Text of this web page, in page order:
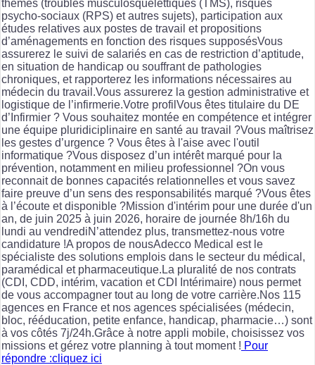
thèmes (troubles musculosquelettiques (TMS), risques
psycho-sociaux (RPS) et autres sujets), participation aux
études relatives aux postes de travail et propositions
d’aménagements en fonction des risques supposésVous
assurerez le suivi de salariés en cas de restriction d’aptitude,
en situation de handicap ou souffrant de pathologies
chroniques, et rapporterez les informations nécessaires au
médecin du travail.Vous assurerez la gestion administrative et
logistique de l’infirmerie.Votre profilVous êtes titulaire du DE
d’Infirmier ? Vous souhaitez montée en compétence et intégrer
une équipe pluridiciplinaire en santé au travail ?Vous maîtrisez
les gestes d’urgence ? Vous êtes à l'aise avec l'outil
informatique ?Vous disposez d’un intérêt marqué pour la
prévention, notamment en milieu professionnel ?On vous
reconnait de bonnes capacités relationnelles et vous savez
faire preuve d’un sens des responsabilités marqué ?Vous êtes
à l’écoute et disponible ?Mission d'intérim pour une durée d'un
an, de juin 2025 à juin 2026, horaire de journée 8h/16h du
lundi au vendrediN’attendez plus, transmettez-nous votre
candidature !A propos de nousAdecco Medical est le
spécialiste des solutions emplois dans le secteur du médical,
paramédical et pharmaceutique.La pluralité de nos contrats
(CDI, CDD, intérim, vacation et CDI Intérimaire) nous permet
de vous accompagner tout au long de votre carrière.Nos 115
agences en France et nos agences spécialisées (médecin,
bloc, rééducation, petite enfance, handicap, pharmacie…) sont
à vos côtés 7j/24h.Grâce à notre appli mobile, choisissez vos
missions et gérez votre planning à tout moment ! Pour
répondre :cliquez ici